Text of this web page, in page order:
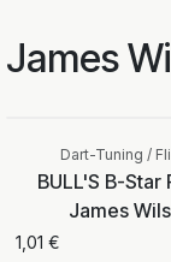
James
Dart-Tuning /
BULL'S B-Star
James
1,01 €